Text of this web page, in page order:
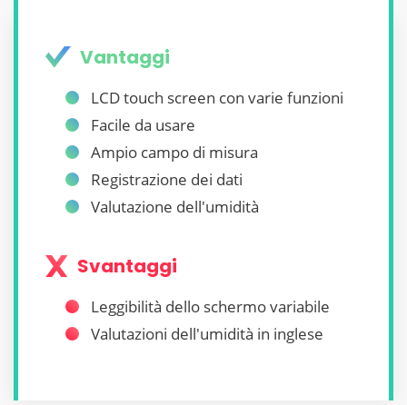
Vantaggi
LCD touch screen con varie funzioni
Facile da usare
Ampio campo di misura
Registrazione dei dati
Valutazione dell'umidità
Svantaggi
Leggibilità dello schermo variabile
Valutazioni dell'umidità in inglese